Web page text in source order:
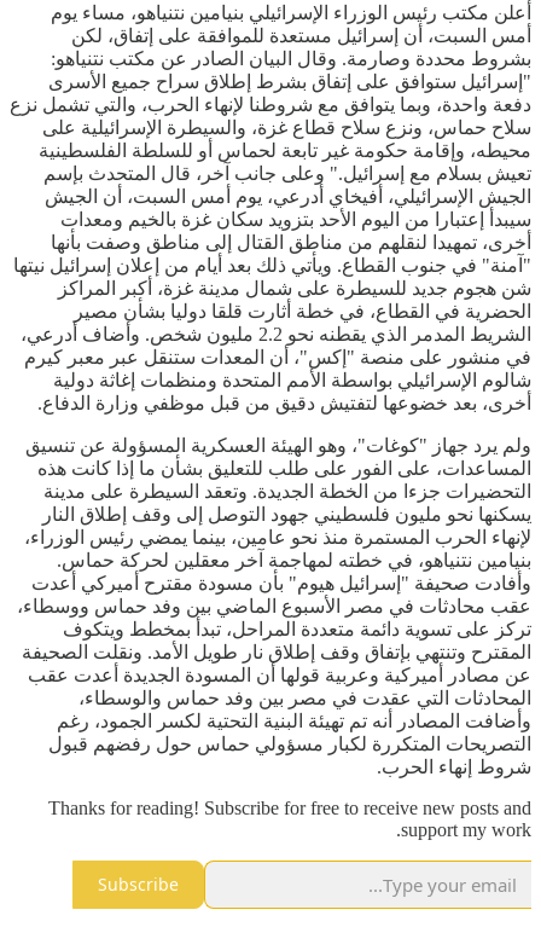
أعلن مكتب رئيس الوزراء الإسرائيلي بنيامين نتنياهو، مساء يوم
أمس السبت، أن إسرائيل مستعدة للموافقة على إتفاق، لكن
بشروط محددة وصارمة. وقال البيان الصادر عن مكتب نتنياهو:
"إسرائيل ستوافق على إتفاق بشرط إطلاق سراح جميع الأسرى
دفعة واحدة، وبما يتوافق مع شروطنا لإنهاء الحرب، والتي تشمل نزع
سلاح حماس، ونزع سلاح قطاع غزة، والسيطرة الإسرائيلية على
محيطه، وإقامة حكومة غير تابعة لحماس أو للسلطة الفلسطينية
تعيش بسلام مع إسرائيل." وعلى جانب آخر، قال المتحدث بإسم
الجيش الإسرائيلي، أفيخاي أدرعي، يوم أمس السبت، أن الجيش
سيبدأ إعتبارا من اليوم الأحد بتزويد سكان غزة بالخيم ومعدات
أخرى، تمهيدا لنقلهم من مناطق القتال إلى مناطق وصفت بأنها
"آمنة" في جنوب القطاع. ويأتي ذلك بعد أيام من إعلان إسرائيل نيتها
شن هجوم جديد للسيطرة على شمال مدينة غزة، أكبر المراكز
الحضرية في القطاع، في خطة أثارت قلقا دوليا بشأن مصير
الشريط المدمر الذي يقطنه نحو 2.2 مليون شخص. وأضاف أدرعي،
في منشور على منصة "إكس"، أن المعدات ستنقل عبر معبر كيرم
شالوم الإسرائيلي بواسطة الأمم المتحدة ومنظمات إغاثة دولية
أخرى، بعد خضوعها لتفتيش دقيق من قبل موظفي وزارة الدفاع.
ولم يرد جهاز "كوغات"، وهو الهيئة العسكرية المسؤولة عن تنسيق
المساعدات، على الفور على طلب للتعليق بشأن ما إذا كانت هذه
التحضيرات جزءا من الخطة الجديدة. وتعقد السيطرة على مدينة
يسكنها نحو مليون فلسطيني جهود التوصل إلى وقف إطلاق النار
لإنهاء الحرب المستمرة منذ نحو عامين، بينما يمضي رئيس الوزراء،
بنيامين نتنياهو، في خطته لمهاجمة آخر معقلين لحركة حماس.
وأفادت صحيفة "إسرائيل هيوم" بأن مسودة مقترح أميركي أعدت
عقب محادثات في مصر الأسبوع الماضي بين وفد حماس ووسطاء،
تركز على تسوية دائمة متعددة المراحل، تبدأ بمخطط ويتكوف
المقترح وتنتهي بإتفاق وقف إطلاق نار طويل الأمد. ونقلت الصحيفة
عن مصادر أميركية وعربية قولها أن المسودة الجديدة أعدت عقب
المحادثات التي عقدت في مصر بين وفد حماس والوسطاء،
وأضافت المصادر أنه تم تهيئة البنية التحتية لكسر الجمود، رغم
التصريحات المتكررة لكبار مسؤولي حماس حول رفضهم قبول
شروط إنهاء الحرب.
Thanks for reading! Subscribe for free to receive new posts and
support my work.
Subscribe